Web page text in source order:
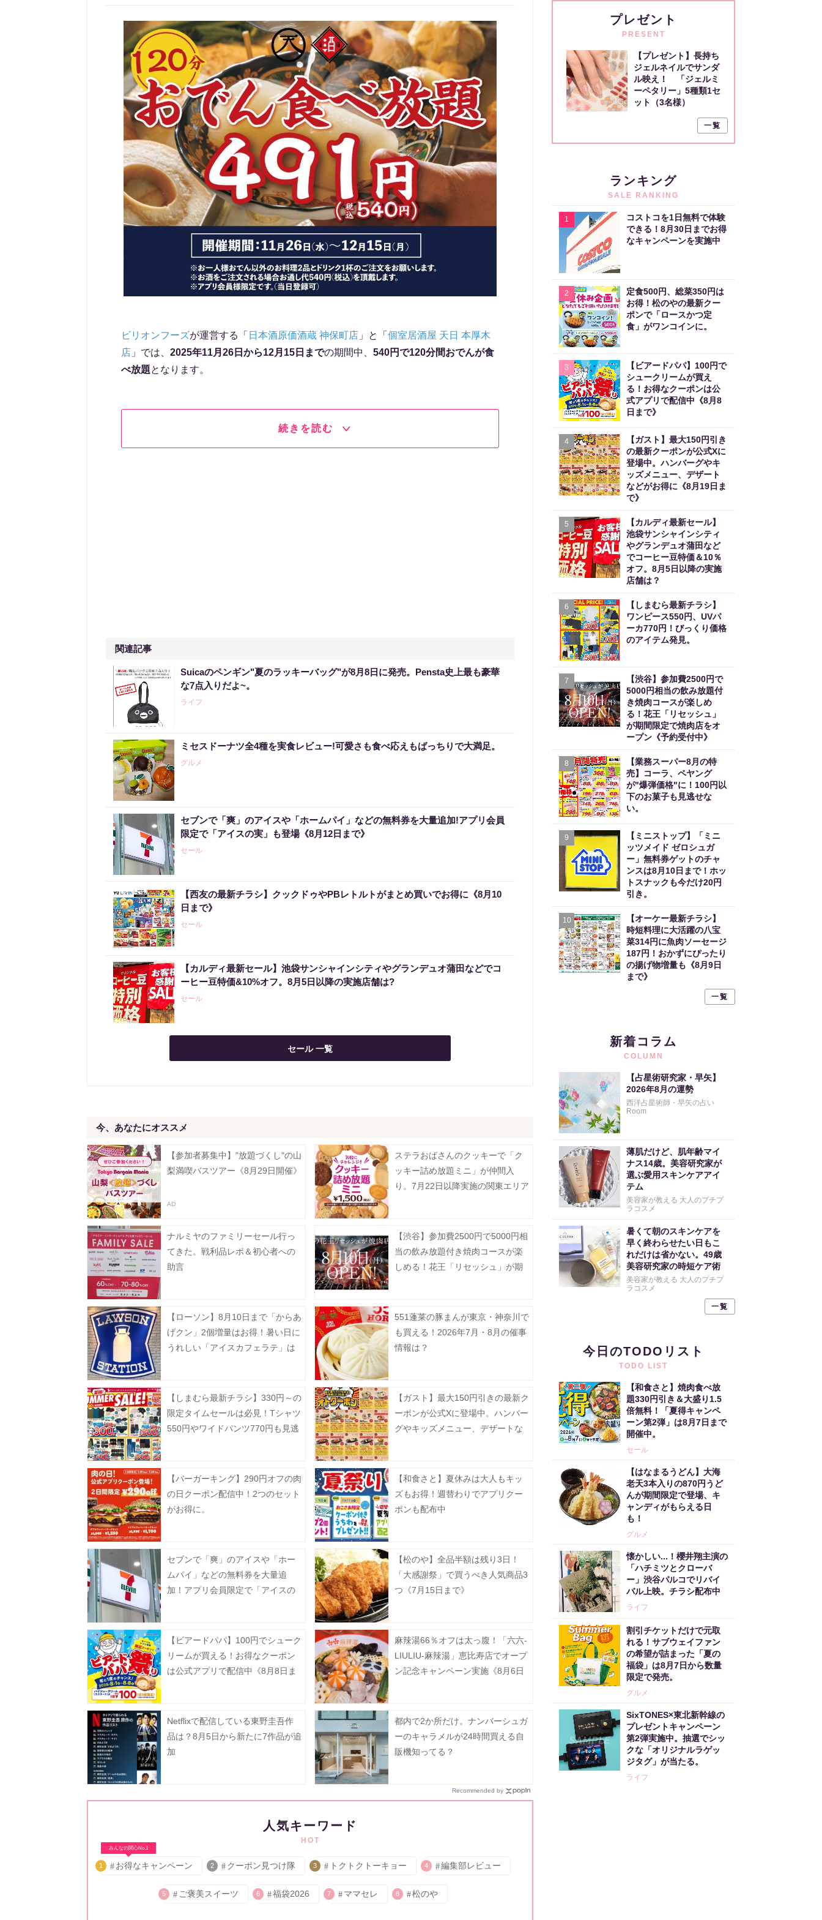
ビリオンフーズが運営する「 日本酒原価酒蔵 神保町店 」と「 個室居酒屋 天日 本厚木
店 」では、 2025年11月26日から12月15日までの期間中、 540円で120分間おでんが食
べ放題となります。
続きを読む
関連記事
Suicaのペンギン"夏のラッキーバッグ"が8月8日に発売。Pensta史上最も豪華
な7点入りだよ~。
ライフ
ミセスドーナツ全4種を実食レビュー!可愛さも食べ応えもばっちりで大満足。
グルメ
セブンで「爽」のアイスや「ホームパイ」などの無料券を大量追加!アプリ会員
限定で「アイスの実」も登場《8月12日まで》
セール
【西友の最新チラシ】クックドゥやPBレトルトがまとめ買いでお得に《8月10
日まで》
セール
【カルディ最新セール】池袋サンシャインシティやグランデュオ蒲田などでコ
ーヒー豆特価&10%オフ。8月5日以降の実施店舗は?
セール
セール 一覧
今、あなたにオススメ
【参加者募集中】"放題づくし"の山
梨満喫バスツアー《8月29日開催》
ステラおばさんのクッキーで「ク
ッキー詰め放題ミニ」が仲間入
り。7月22日以降実施の関東エリア
ナルミヤのファミリーセール行っ
てきた。戦利品レポ＆初心者への
助言
【渋谷】参加費2500円で5000円相
当の飲み放題付き焼肉コースが楽
しめる！花王「リセッシュ」が期
【ローソン】8月10日まで「からあ
げクン」2個増量はお得！暑い日に
うれしい「アイスカフェラテ」は
551蓬莱の豚まんが東京・神奈川で
も買える！2026年7月・8月の催事
情報は？
【しまむら最新チラシ】330円～の
限定タイムセールは必見！Tシャツ
550円やワイドパンツ770円も見逃
【ガスト】最大150円引きの最新ク
ーポンが公式Xに登場中。ハンバー
グやキッズメニュー、デザートな
【バーガーキング】290円オフの肉
の日クーポン配信中！2つのセット
がお得に。
【和食さと】夏休みは大人もキッ
ズもお得！週替わりでアプリクー
ポンも配布中
セブンで「爽」のアイスや「ホー
ムパイ」などの無料券を大量追
加！アプリ会員限定で「アイスの
【松のや】全品半額は残り3日！
「大感謝祭」で買うべき人気商品3
つ《7月15日まで》
【ビアードパパ】100円でシューク
リームが買える！お得なクーポン
は公式アプリで配信中《8月8日ま
麻辣湯66％オフは太っ腹！「六六-
LIULIU-麻辣湯」恵比寿店でオープ
ン記念キャンペーン実施《8月6日
Netflixで配信している東野圭吾作
品は？8月5日から新たに7作品が追
加
都内で2か所だけ。ナンバーシュガ
ーのキャラメルが24時間買える自
販機知ってる？
Recommended by
人気キーワード
HOT
みんなの関心No.1
1 お得なキャンペーン 2 クーポン見つけ隊 3 トクトクトーキョー 4 編集部レビュー
5 ご褒美スイーツ 6 福袋2026 7 ママセレ 8 松のや
プレゼント
PRESENT
【プレゼント】長持ち
ジェルネイルでサンダ
ル映え！ 「ジェルミ
ーペタリー」5種類1セ
ット（3名様）
一覧
ランキング
SALE RANKING
1
コストコを1日無料で体験
できる！8月30日までお得
なキャンペーンを実施中
2
定食500円、総菜350円は
お得！松のやの最新クー
ポンで「ロースかつ定
食」がワンコインに。
3
【ビアードパパ】100円で
シュークリームが買え
る！お得なクーポンは公
式アプリで配信中《8月8
日まで》
4
【ガスト】最大150円引き
の最新クーポンが公式Xに
登場中。ハンバーグやキ
ッズメニュー、デザート
などがお得に《8月19日ま
で》
5
【カルディ最新セール】
池袋サンシャインシティ
やグランデュオ蒲田など
でコーヒー豆特価＆10％
オフ。8月5日以降の実施
店舗は？
6
【しまむら最新チラシ】
ワンピース550円、UVパ
ーカ770円！びっくり価格
のアイテム発見。
7
【渋谷】参加費2500円で
5000円相当の飲み放題付
き焼肉コースが楽しめ
る！花王「リセッシュ」
が期間限定で焼肉店をオ
ープン《予約受付中》
8
【業務スーパー8月の特
売】コーラ、ペヤング
が"爆弾価格"に！100円以
下のお菓子も見逃せな
い。
9
【ミニストップ】「ミニ
ッツメイド ゼロシュガ
ー」無料券ゲットのチャ
ンスは8月10日まで！ホッ
トスナックも今だけ20円
引き。
10
【オーケー最新チラシ】
時短料理に大活躍の八宝
菜314円に魚肉ソーセージ
187円！おかずにぴったり
の揚げ物増量も《8月9日
まで》
一覧
新着コラム
COLUMN
【占星術研究家・早矢】
2026年8月の運勢
西洋占星術師・早矢の占い
Room
薄肌だけど、肌年齢マイ
ナス14歳。美容研究家が
選ぶ愛用スキンケアアイ
テム
美容家が教える 大人のプチプ
ラコスメ
暑くて朝のスキンケアを
早く終わらせたい日もこ
れだけは省かない。49歳
美容研究家の時短ケア術
美容家が教える 大人のプチプ
ラコスメ
一覧
今日のTODOリスト
TODO LIST
【和食さと】焼肉食べ放
題330円引き＆大盛り1.5
倍無料！「夏得キャンペ
ーン第2弾」は8月7日まで
開催中。
セール
【はなまるうどん】大海
老天3本入りの870円うど
んが期間限定で登場、キ
ャンディがもらえる日
も！
グルメ
懐かしい...！櫻井翔主演の
「ハチミツとクローバ
ー」渋谷パルコでリバイ
バル上映。チラシ配布中
ライフ
割引チケットだけで元取
れる！サブウェイファン
の希望が詰まった「夏の
福袋」は8月7日から数量
限定で発売。
グルメ
SixTONES×東北新幹線の
プレゼントキャンペーン
第2弾実施中。抽選でシッ
クな「オリジナルラゲッ
ジタグ」が当たる。
ライフ